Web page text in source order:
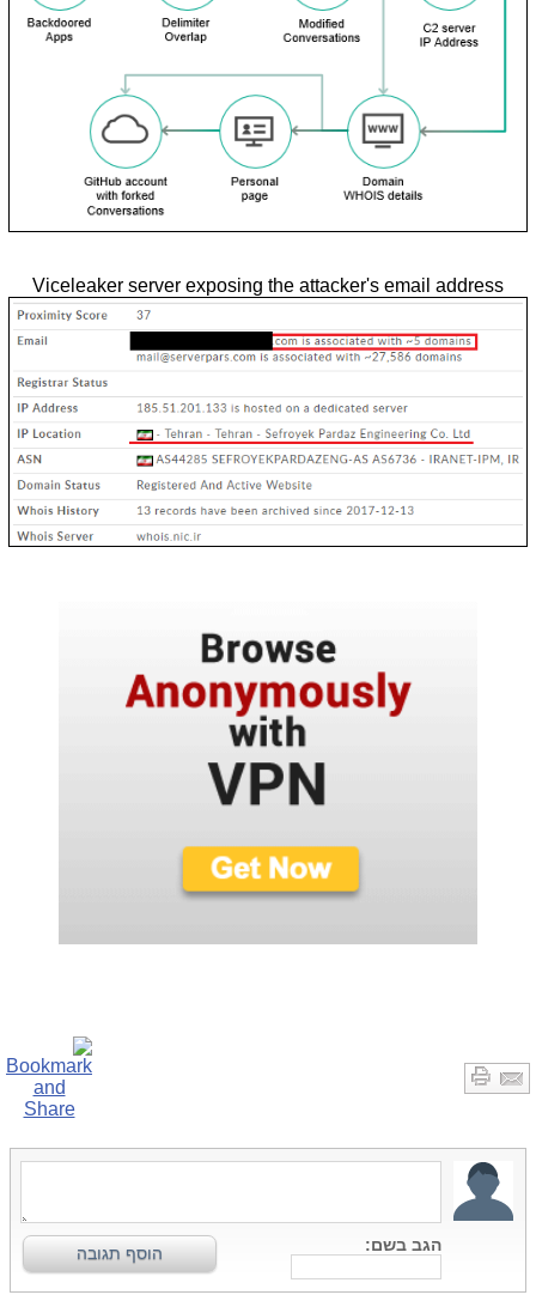
Viceleaker server exposing the attacker's email address